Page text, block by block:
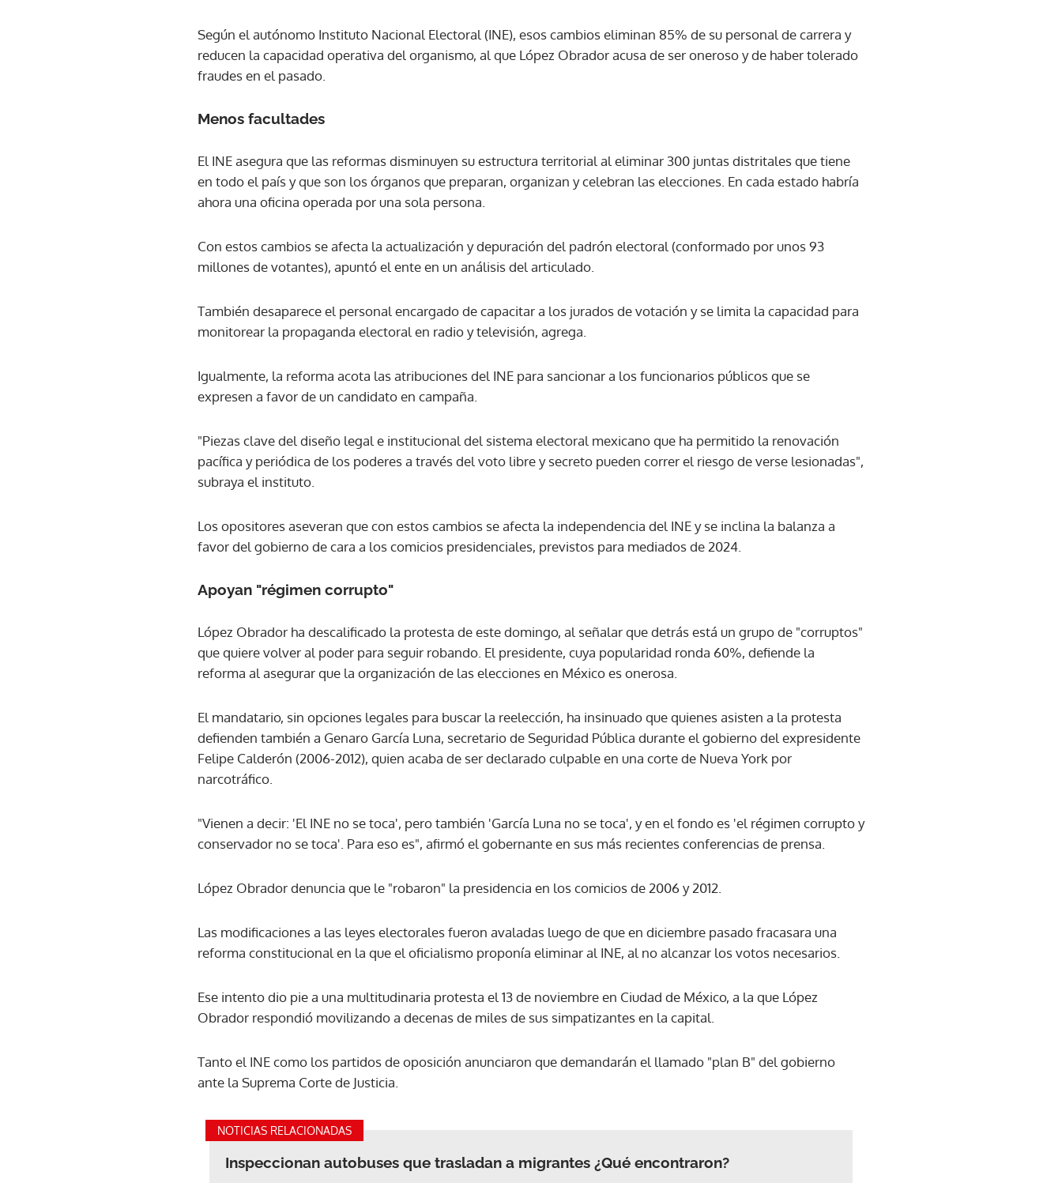
ACEPTAR
Según el autónomo Instituto Nacional Electoral (INE), esos cambios eliminan 85% de su personal de carrera y
reducen la capacidad operativa del organismo, al que López Obrador acusa de ser oneroso y de haber tolerado
fraudes en el pasado.
Menos facultades
El INE asegura que las reformas disminuyen su estructura territorial al eliminar 300 juntas distritales que tiene
en todo el país y que son los órganos que preparan, organizan y celebran las elecciones. En cada estado habría
ahora una oficina operada por una sola persona.
Con estos cambios se afecta la actualización y depuración del padrón electoral (conformado por unos 93
millones de votantes), apuntó el ente en un análisis del articulado.
También desaparece el personal encargado de capacitar a los jurados de votación y se limita la capacidad para
monitorear la propaganda electoral en radio y televisión, agrega.
Igualmente, la reforma acota las atribuciones del INE para sancionar a los funcionarios públicos que se
expresen a favor de un candidato en campaña.
"Piezas clave del diseño legal e institucional del sistema electoral mexicano que ha permitido la renovación
pacífica y periódica de los poderes a través del voto libre y secreto pueden correr el riesgo de verse lesionadas",
subraya el instituto.
Los opositores aseveran que con estos cambios se afecta la independencia del INE y se inclina la balanza a
favor del gobierno de cara a los comicios presidenciales, previstos para mediados de 2024.
Apoyan "régimen corrupto"
López Obrador ha descalificado la protesta de este domingo, al señalar que detrás está un grupo de "corruptos"
que quiere volver al poder para seguir robando. El presidente, cuya popularidad ronda 60%, defiende la
reforma al asegurar que la organización de las elecciones en México es onerosa.
El mandatario, sin opciones legales para buscar la reelección, ha insinuado que quienes asisten a la protesta
defienden también a Genaro García Luna, secretario de Seguridad Pública durante el gobierno del expresidente
Felipe Calderón (2006-2012), quien acaba de ser declarado culpable en una corte de Nueva York por
narcotráfico.
"Vienen a decir: 'El INE no se toca', pero también 'García Luna no se toca', y en el fondo es 'el régimen corrupto y
conservador no se toca'. Para eso es", afirmó el gobernante en sus más recientes conferencias de prensa.
López Obrador denuncia que le "robaron" la presidencia en los comicios de 2006 y 2012.
Las modificaciones a las leyes electorales fueron avaladas luego de que en diciembre pasado fracasara una
reforma constitucional en la que el oficialismo proponía eliminar al INE, al no alcanzar los votos necesarios.
Ese intento dio pie a una multitudinaria protesta el 13 de noviembre en Ciudad de México, a la que López
Obrador respondió movilizando a decenas de miles de sus simpatizantes en la capital.
Tanto el INE como los partidos de oposición anunciaron que demandarán el llamado "plan B" del gobierno
ante la Suprema Corte de Justicia.
NOTICIAS RELACIONADAS
Inspeccionan autobuses que trasladan a migrantes ¿Qué encontraron?